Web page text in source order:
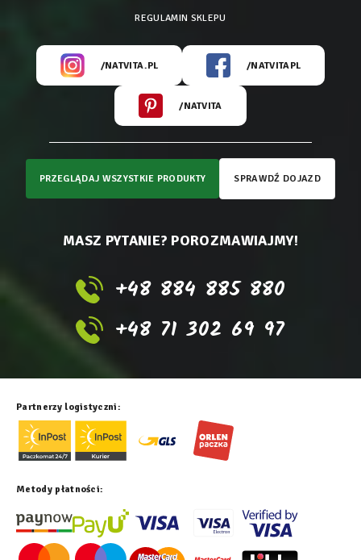
REGULAMIN SKLEPU
/NATVITA.PL /NATVITAPL
/NATVITA
PRZEGLĄDAJ WSZYSTKIE PRODUKTY SPRAWDŹ DOJAZD
MASZ PYTANIE? POROZMAWIAJMY!
+48 884 885 880
+48 71 302 69 97
Partnerzy logistyczni:
Metody płatności: